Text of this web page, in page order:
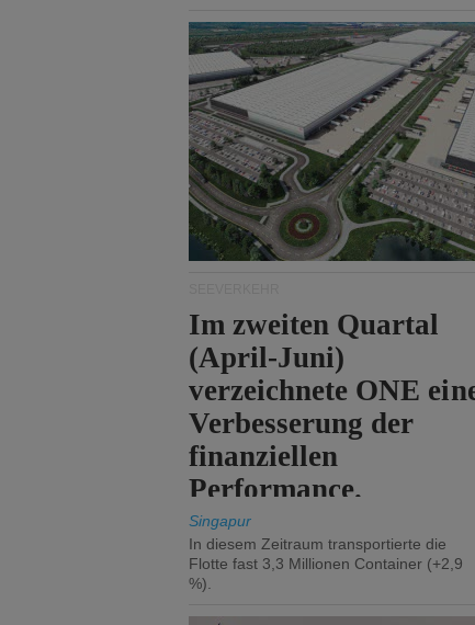
von Hormuz.
Im zweiten Quartal
(April-Juni)
verzeichnete ONE
Verbesserung der
finanziellen
Performance.
Singapur
In diesem Zeitraum transportierte die
Flotte fast 3,3 Millionen Container (+2,9
%).